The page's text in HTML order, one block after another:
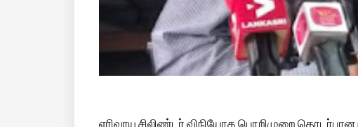
எரிவாயு சிலிண்டர் விநியோக பொறிமுறை